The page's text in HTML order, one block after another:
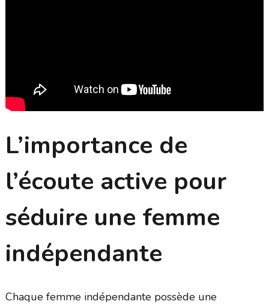
L’importance de
l’écoute active pour
séduire une femme
indépendante
Chaque femme indépendante possède une